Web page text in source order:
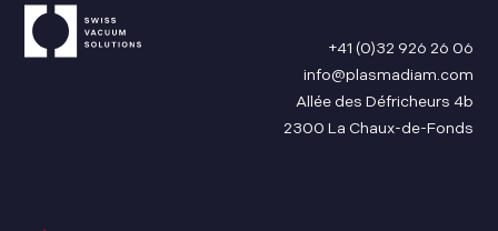
+41 (0)32 926 26 06
info@plasmadiam.com
Allée des Défricheurs 4b
2300 La Chaux-de-Fonds